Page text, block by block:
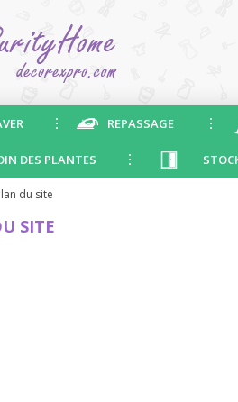
REPASSAGE
DES PLANTES
plan du site
SITE